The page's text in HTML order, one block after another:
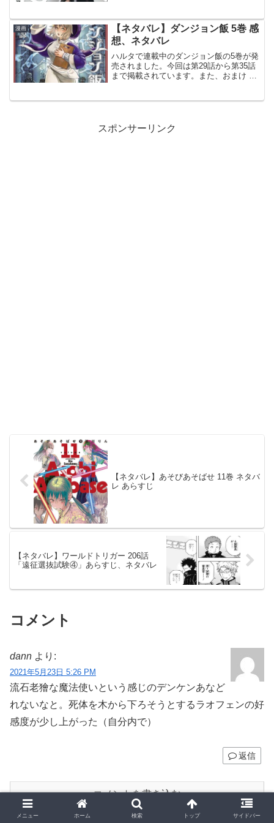
イで笑って 20巻より166着目 ブランド...
漫画
【ネタバレ】ダンジョン飯 5巻 感
想、ネタバレ
ハルタで連載中のダンジョン飯の5巻が発
売されました。今回は第29話から第35話
まで掲載されています。また、おまけ モ
スポンサーリンク
【ネタバレ】あそびあそばせ 11巻 ネタバ
レ あらすじ
【ネタバレ】ワールドトリガー 206話
「遠征選抜試験④」あらすじ、ネタバレ
コメント
dann より:
2021年5月23日 5:26 PM
流石老獪な魔法使いという感じのデンケンあなど
れないなと。死体を木から下ろそうとするラオフェンの好
感度が少し上がった（自分内で）
返信
コメントを書き込む
メニュー ホーム 検索 トップ サイドバー